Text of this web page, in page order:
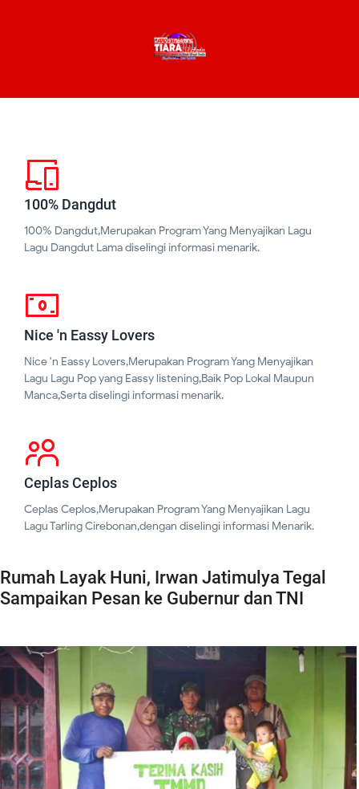
100% Dangdut
100% Dangdut,Merupakan Program Yang Menyajikan Lagu
Lagu Dangdut Lama diselingi informasi menarik.
Nice 'n Eassy Lovers
Nice 'n Eassy Lovers,Merupakan Program Yang Menyajikan
Lagu Lagu Pop yang Eassy listening,Baik Pop Lokal Maupun
Manca,Serta diselingi informasi menarik.
Ceplas Ceplos
Ceplas Ceplos,Merupakan Program Yang Menyajikan Lagu
Lagu Tarling Cirebonan,dengan diselingi informasi Menarik.
Rumah Layak Huni, Irwan Jatimulya Tegal
Sampaikan Pesan ke Gubernur dan TNI